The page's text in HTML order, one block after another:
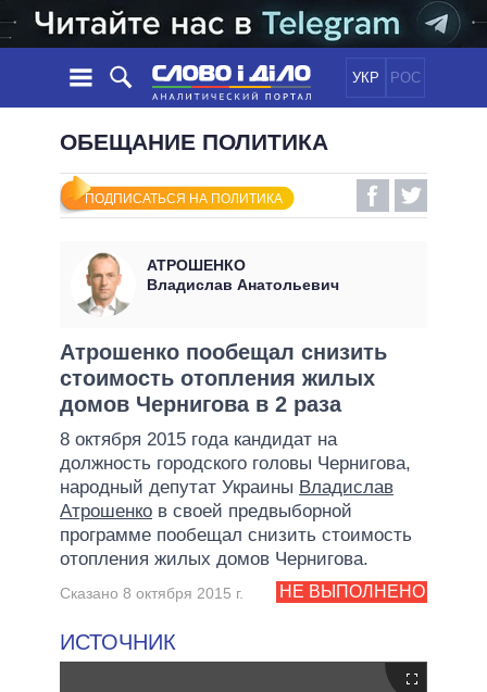
УКР РОС
НОВОСТИ
ЛЕНТА
СОБЫТИЯ
СТАТЬИ
МНЕНИЯ
ОБЗОРЫ
ДАЙДЖЕСТЫ
ПОЛИТИКА
ЭКОНОМИКА
МИР
ОБЕЩАНИЯ
ВСЕ ПОЛИТИКИ
ПРЕЗИДЕНТ И ОФИС
ВЕРХОВНАЯ РАДА
КАБИНЕТ МИНИСТРОВ
ГЛАВЫ ОБЛАДМИНИСТРАЦИЙ
МЭРЫ
ВСЕ ПЕРСОНЫ
ИНФОГРАФИКА
ПОДДЕРЖАТЬ
ОБЕЩАНИЕ ПОЛИТИКА
ПОДПИСАТЬСЯ НА ПОЛИТИКА
АТРОШЕНКО
Владислав Анатольевич
Атрошенко пообещал снизить
стоимость отопления жилых
домов Чернигова в 2 раза
8 октября 2015 года кандидат на
должность городского головы Чернигова,
народный депутат Украины Владислав
Атрошенко в своей предвыборной
программе пообещал снизить стоимость
отопления жилых домов Чернигова.
НЕ ВЫПОЛНЕНО
Сказано 8 октября 2015 г.
ИСТОЧНИК